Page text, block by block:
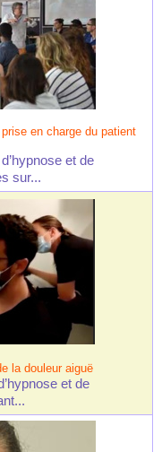
en charge du patient
et de
sur...
la douleur aiguë
et de